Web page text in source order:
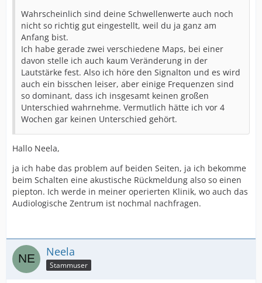
Wahrscheinlich sind deine Schwellenwerte auch noch
nicht so richtig gut eingestellt, weil du ja ganz am
Anfang bist.
Ich habe gerade zwei verschiedene Maps, bei einer
davon stelle ich auch kaum Veränderung in der
Lautstärke fest. Also ich höre den Signalton und es wird
auch ein bisschen leiser, aber einige Frequenzen sind
so dominant, dass ich insgesamt keinen großen
Unterschied wahrnehme. Vermutlich hätte ich vor 4
Wochen gar keinen Unterschied gehört.
Hallo Neela,
ja ich habe das problem auf beiden Seiten, ja ich bekomme
beim Schalten eine akustische Rückmeldung also so einen
piepton. Ich werde in meiner operierten Klinik, wo auch das
Audiologische Zentrum ist nochmal nachfragen.
Neela
Stammuser